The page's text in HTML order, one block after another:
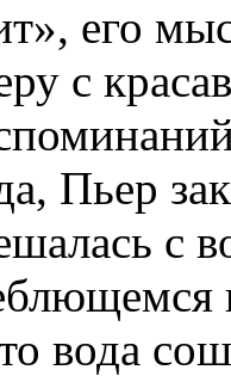
его
с
Пьер
с
вода